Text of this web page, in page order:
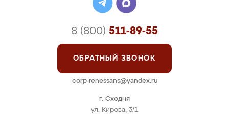
г. Сходня
ул. Кирова, 3/1
8 (800) 511-89-55
ОБРАТНЫЙ ЗВОНОК
corp-renessans@yandex.ru